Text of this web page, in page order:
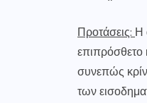
Προτάσεις: Η
επιπρόσθετο
συνεπώς
των